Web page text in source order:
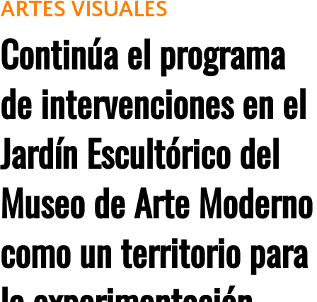
ARTES VISUALES
Continúa el programa
de intervenciones en el
Jardín Escultórico del
Museo de Arte Moderno
como un territorio para